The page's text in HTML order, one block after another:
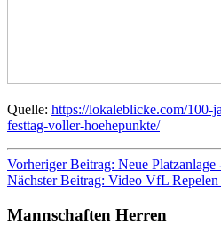
Quelle: https://lokaleblicke.com/100-
festtag-voller-hoehepunkte/
Vorheriger Beitrag: Neue
Nächster Beitrag: Video VfL
Mannschaften Herren